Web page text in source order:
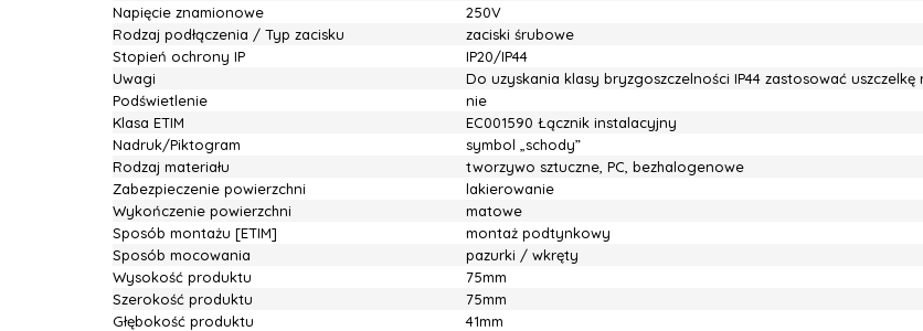
Napięcie znamionowe
250V
Rodzaj podłączenia / Typ zacisku
zaciski śrubowe
Stopień ochrony IP
IP20/IP44
Uwagi
Do uzyskania klasy bryzgoszczelności IP44 zastosować uszczelkę
Podświetlenie
nie
Klasa ETIM
EC001590 Łącznik instalacyjny
Nadruk/Piktogram
symbol „schody”
Rodzaj materiału
tworzywo sztuczne, PC, bezhalogenowe
Zabezpieczenie powierzchni
lakierowanie
Wykończenie powierzchni
matowe
Sposób montażu [ETIM]
montaż podtynkowy
Sposób mocowania
pazurki / wkręty
Wysokość produktu
75mm
Szerokość produktu
75mm
Głębokość produktu
41mm